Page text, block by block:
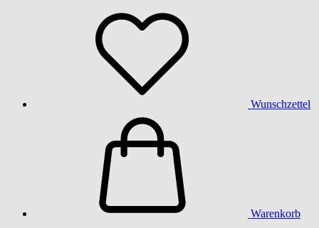
Wunschzettel
Warenkorb